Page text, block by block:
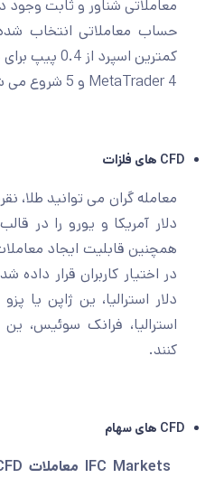
معاملاتی شناور و ثابت وجود
حساب معاملاتی انتخاب
MetaTrader 4 و 5 شروع می شود.
CFD های فلزات
معامله گران می توانید طلا،
همچنین قابلیت ایجاد
در اختیار کاربران قرار داده
دلار استرالیا، ین ژاپن یا
استرالیا، فرانک سوئیس،
کنند.
CFD های سهام